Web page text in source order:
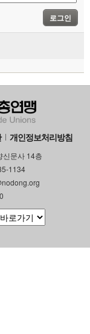
로그인
개인정보처리방침
신문사 14층
1134